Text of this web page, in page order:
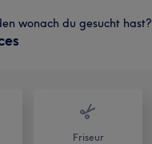
wonach du gesucht hast?
Friseur